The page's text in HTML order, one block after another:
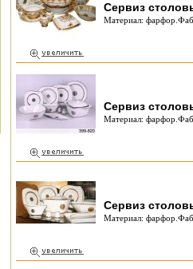
Сервиз
Материал:
Сервиз
Материал:
Сервиз
Материал: